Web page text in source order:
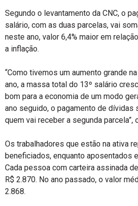
Segundo o levantamento da CNC, o
salário, com as duas parcelas, vai
neste ano, valor 6,4% maior em
a inflação.
“Como tivemos um aumento grande
ano, a massa total do 13º salário
bom para a economia de um modo
ano seguido, o pagamento de dívidas
quem vai receber a segunda parcela”,
Os trabalhadores que estão na ativa
beneficiados, enquanto aposentados
Cada pessoa com carteira assinada
R$ 2.870. No ano passado, o valor
2.868.